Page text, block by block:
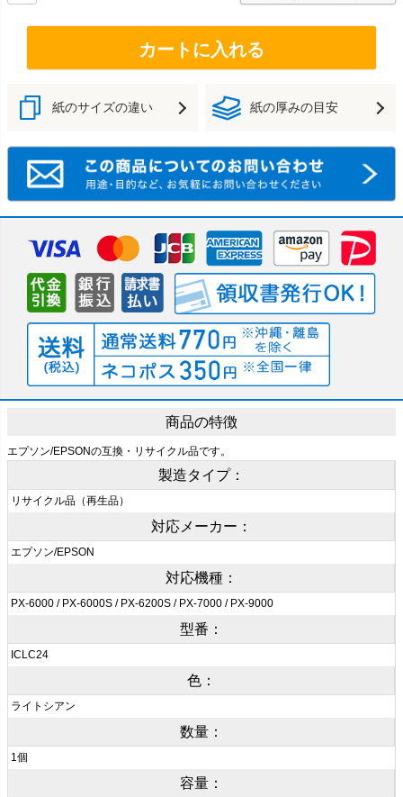
カートに入れる
紙のサイズの違い 紙の厚みの目安
商品の特徴
エプソン/EPSONの互換・リサイクル品です。
製造タイプ：
リサイクル品（再生品）
対応メーカー：
エプソン/EPSON
対応機種：
PX-6000 / PX-6000S / PX-6200S / PX-7000 / PX-9000
型番：
ICLC24
色：
ライトシアン
数量：
1個
容量：